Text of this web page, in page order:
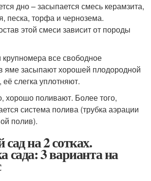
дно – засыпается смесь керамзита,
песка, торфа и чернозема.
этой смеси зависит от породы
крупномера все свободное
яме засыпают хорошей плодородной
слегка уплотняют.
хорошо поливают. Более того,
система полива (трубка аэрации
полив).
на 2 сотках.
сада: 3 варианта на